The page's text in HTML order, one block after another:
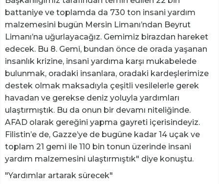
battaniye ve toplamda da 730 ton insani yardım
malzemesini bugün Mersin Limanı’ndan Beyrut
Limanı’na uğurlayacağız. Gemimiz birazdan hareket
edecek. Bu 8. Gemi, bundan önce de orada yaşanan
insanlık krizine, insani yardıma karşı mukabelede
bulunmak, oradaki insanlara, oradaki kardeşlerimize
destek olmak maksadıyla çeşitli vesilelerle gerek
havadan ve gerekse deniz yoluyla yardımları
ulaştırmıştık. Bu da onun bir devamı niteliğinde.
AFAD olarak gereğini yapma gayreti içerisindeyiz.
Filistin’e de, Gazze’ye de bugüne kadar 14 uçak ve
toplam 21 gemi ile 110 bin tonun üzerinde insani
yardım malzemesini ulaştırmıştık" diye konuştu.
"Yardımlar artarak sürecek"